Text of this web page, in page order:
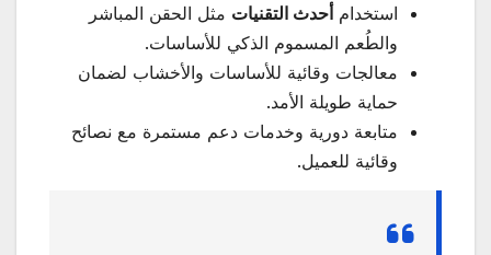
استخدامأحدث التقنيات مثل الحقن المباشر
والطُعم المسموم الذكي للأساسات.
معالجات وقائية للأساسات والأخشاب لضمان
حماية طويلة الأمد.
متابعة دورية وخدمات دعم مستمرة مع نصائح
وقائية للعميل.